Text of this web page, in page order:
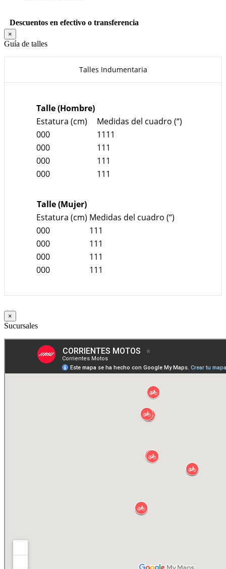
Descuentos en efectivo o transferencia
×
Guía de talles
Talles Indumentaria
Talle (Hombre)
Estatura (cm)
Medidas del cuadro (“)
000
1111
000
111
000
111
000
111
Talle (Mujer)
Estatura (cm) Medidas del cuadro (“)
000
111
000
111
000
111
000
111
×
Sucursales